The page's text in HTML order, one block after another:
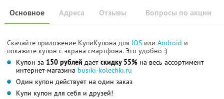
Основное Отзывы Вопросы по акции
Адреса
Скачайте приложение КупиКупона для IOS или Android и
покажите купон с экрана смартфона. Это удобно :)
Купон за 150 рублей дает скидку 55% на весь ассортимент
интернет-магазина busiki-kolechki.ru
Один купон действует на один заказ
Купи купон для себя и друзей!